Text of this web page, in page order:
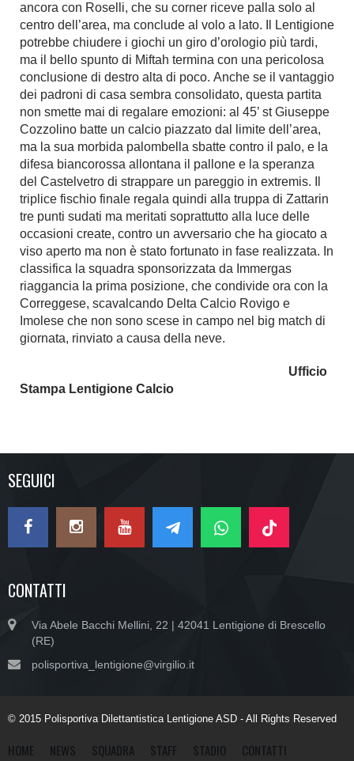
ancora con Roselli, che su corner riceve palla solo al
centro dell’area, ma conclude al volo a lato. Il Lentigione
potrebbe chiudere i giochi un giro d’orologio più tardi,
ma il bello spunto di Miftah termina con una pericolosa
conclusione di destro alta di poco. Anche se il vantaggio
dei padroni di casa sembra consolidato, questa partita
non smette mai di regalare emozioni: al 45’ st Giuseppe
Cozzolino batte un calcio piazzato dal limite dell’area,
ma la sua morbida palombella sbatte contro il palo, e la
difesa biancorossa allontana il pallone e la speranza
del Castelvetro di strappare un pareggio in extremis. Il
triplice fischio finale regala quindi alla truppa di Zattarin
tre punti sudati ma meritati soprattutto alla luce delle
occasioni create, contro un avversario che ha giocato a
viso aperto ma non è stato fortunato in fase realizzata. In
classifica la squadra sponsorizzata da Immergas
riaggancia la prima posizione, che condivide ora con la
Correggese, scavalcando Delta Calcio Rovigo e
Imolese che non sono scese in campo nel big match di
giornata, rinviato a causa della neve.
Ufficio
Stampa Lentigione Calcio
SEGUICI
CONTATTI
Via Abele Bacchi Mellini, 22 | 42041 Lentigione di Brescello
(RE)
polisportiva_lentigione@virgilio.it
© 2015 Polisportiva Dilettantistica Lentigione ASD - All Rights Reserved
HOME NEWS SQUADRA STAFF STADIO CONTATTI